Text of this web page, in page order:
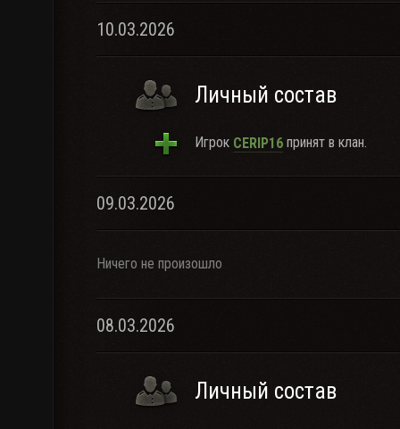
10.03.2026
Личный состав
Игрок CERIP16 принят в клан.
09.03.2026
Ничего не произошло
08.03.2026
Личный состав